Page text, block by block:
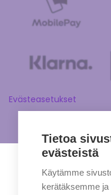
Evästeasetukset
Tietoa
evästeistä
Käytämme
kerätäksemme